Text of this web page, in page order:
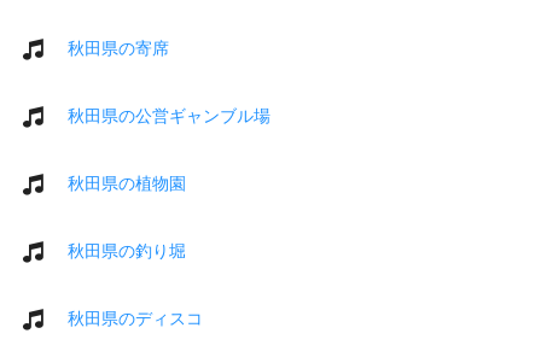
秋田県の寄席
秋田県の公営ギャンブル場
秋田県の植物園
秋田県の釣り堀
秋田県のディスコ